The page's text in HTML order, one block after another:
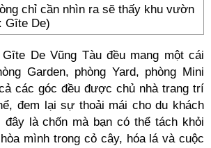
chỉ cần nhìn ra sẽ thấy khu vườn
Gȋte De)
De Vũng Tàu đều mang một cái
Garden, phòng Yard, phòng Mini
các góc đều được chủ nhà trang trí
đem lại sự thoải mái cho du khách
là chốn mà bạn có thể tách khỏi
mình trong cỏ cây, hóa lá và cuộc